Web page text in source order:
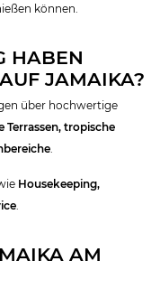
können.
HABEN
JAMAIKA?
über hochwertige
tropische
.
Housekeeping,
.
AM